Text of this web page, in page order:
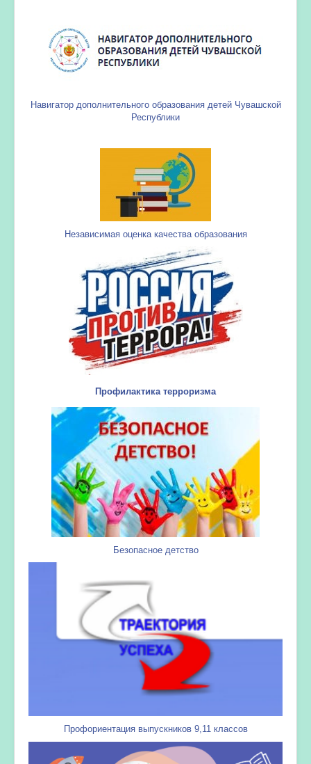
Навигатор дополнительного образования детей Чувашской
Республики
Независимая оценка качества образования
Профилактика терроризма
Безопасное детство
Профориентация выпускников 9,11 классов